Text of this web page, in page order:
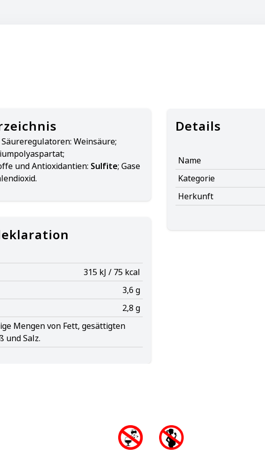
Weinsäure;
und Antioxidantien: Sulfite; Gase
315 kJ / 75 kcal
3,6 g
2,8 g
Mengen von Fett, gesättigten
und Salz.
Details
Name
Kategorie
Herkunft